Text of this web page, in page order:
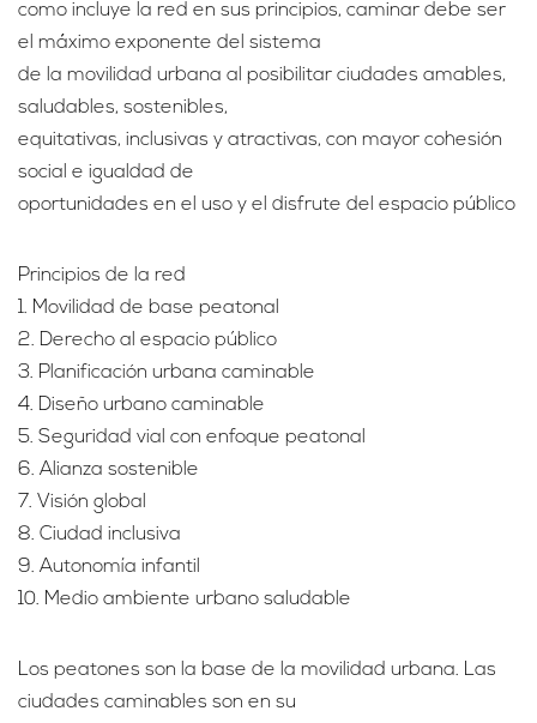
como incluye la red en sus principios, caminar debe ser
el máximo exponente del sistema
de la movilidad urbana al posibilitar ciudades amables,
saludables, sostenibles,
equitativas, inclusivas y atractivas, con mayor cohesión
social e igualdad de
oportunidades en el uso y el disfrute del espacio público
Principios de la red
1. Movilidad de base peatonal
2. Derecho al espacio público
3. Planificación urbana caminable
4. Diseño urbano caminable
5. Seguridad vial con enfoque peatonal
6. Alianza sostenible
7. Visión global
8. Ciudad inclusiva
9. Autonomía infantil
10. Medio ambiente urbano saludable
Los peatones son la base de la movilidad urbana. Las
ciudades caminables son en su